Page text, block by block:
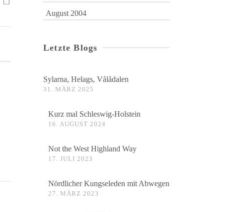
August 2004
Letzte Blogs
Sylarna, Helags, Vålådalen
31. MÄRZ 2025
Kurz mal Schleswig-Holstein
16. AUGUST 2024
Not the West Highland Way
17. JULI 2023
Nördlicher Kungseleden mit Abwegen
27. MÄRZ 2023